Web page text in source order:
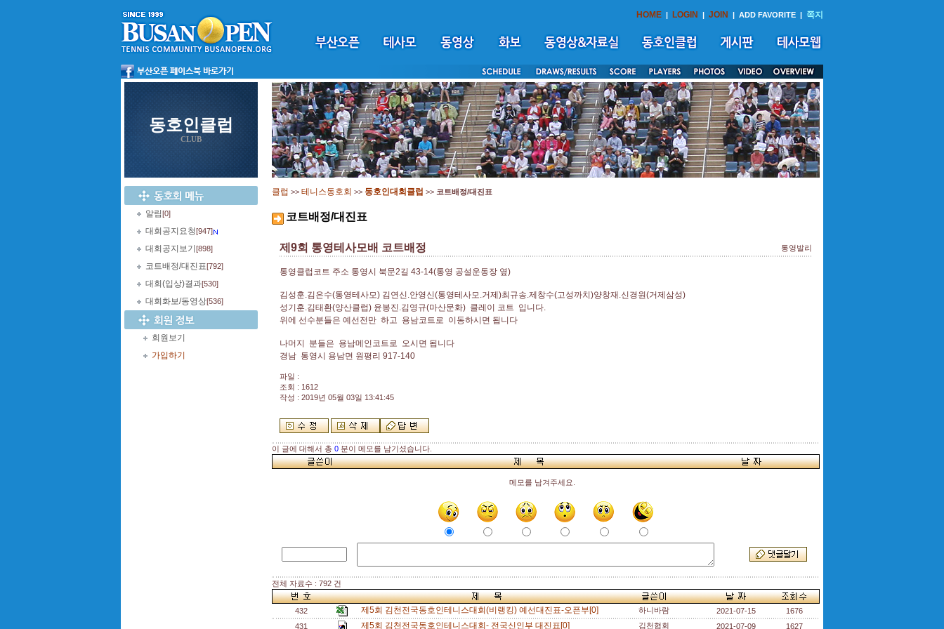
HOME | LOGIN | JOIN | ADD FAVORITE | 쪽지
동호인클럽
CLUB
알림[0]
대회공지요청[947]
대회공지보기 [898]
코트배정/대진표[792]
대회(입상)결과[530]
대회화보/동영상[536]
회원보기
가입하기
클럽 >> 테니스동호회 >> 동호인대회클럽 >> 코트배정/대진표
코트배정/대진표
제9회 통영테사모배 코트배정 통영발리
통영클럽코트 주소 통영시 북문2길 43-14(통영 공설운동장 옆)
김성훈.김은수(통영테사모) 김연신.안영신(통영테사모.거제)최규송.제창수(고성까치)양창재.신경원(거제삼성)
성기훈.김태환(양산클럽) 윤봉진.김영규(마산문화) 클레이 코트 입니다.
위에 선수분들은 예선전만 하고 용남코트로 이동하시면 됩니다
나머지 분들은 용남메인코트로 오시면 됩니다
경남 통영시 용남면 원평리 917-140
파일 :
조회 : 1612
작성 : 2019년 05월 03일 13:41:45
이 글에 대해서 총 0 분이 메모를 남기셨습니다.
메모를 남겨주세요.
전체 자료수 : 792 건
432 제5회 김천전국동호인테니스대회(비랭킹) 예선대진표-오픈부[0] 하니바람 2021-07-15
1676
431
제5회 김천전국동호인테니스대회- 전국신인부 대진표[0] 김천협회 2021-07-09 1627